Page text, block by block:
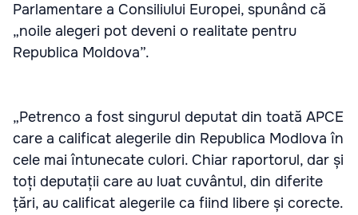
Parlamentare a Consiliului Europei, spunând că
„noile alegeri pot deveni o realitate pentru
Republica Moldova”.
„Petrenco a fost singurul deputat din toată APCE
care a calificat alegerile din Republica Modlova în
cele mai întunecate culori. Chiar raportorul, dar și
toți deputații care au luat cuvântul, din diferite
țări, au calificat alegerile ca fiind libere și corecte.